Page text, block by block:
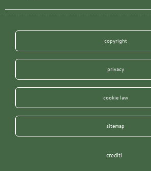
copyright
privacy
cookie law
sitemap
crediti